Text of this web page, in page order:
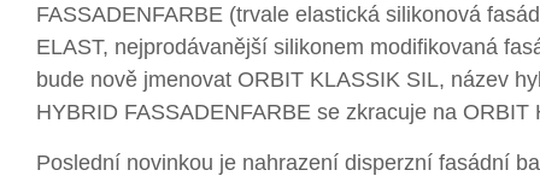
FASSADENFARBE (trvale elastická silikonová
ELAST, nejprodávanější silikonem modifikovaná
bude nově jmenovat ORBIT KLASSIK SIL, název
HYBRID FASSADENFARBE se zkracuje na ORBIT
Poslední novinkou je nahrazení disperzní fasádní